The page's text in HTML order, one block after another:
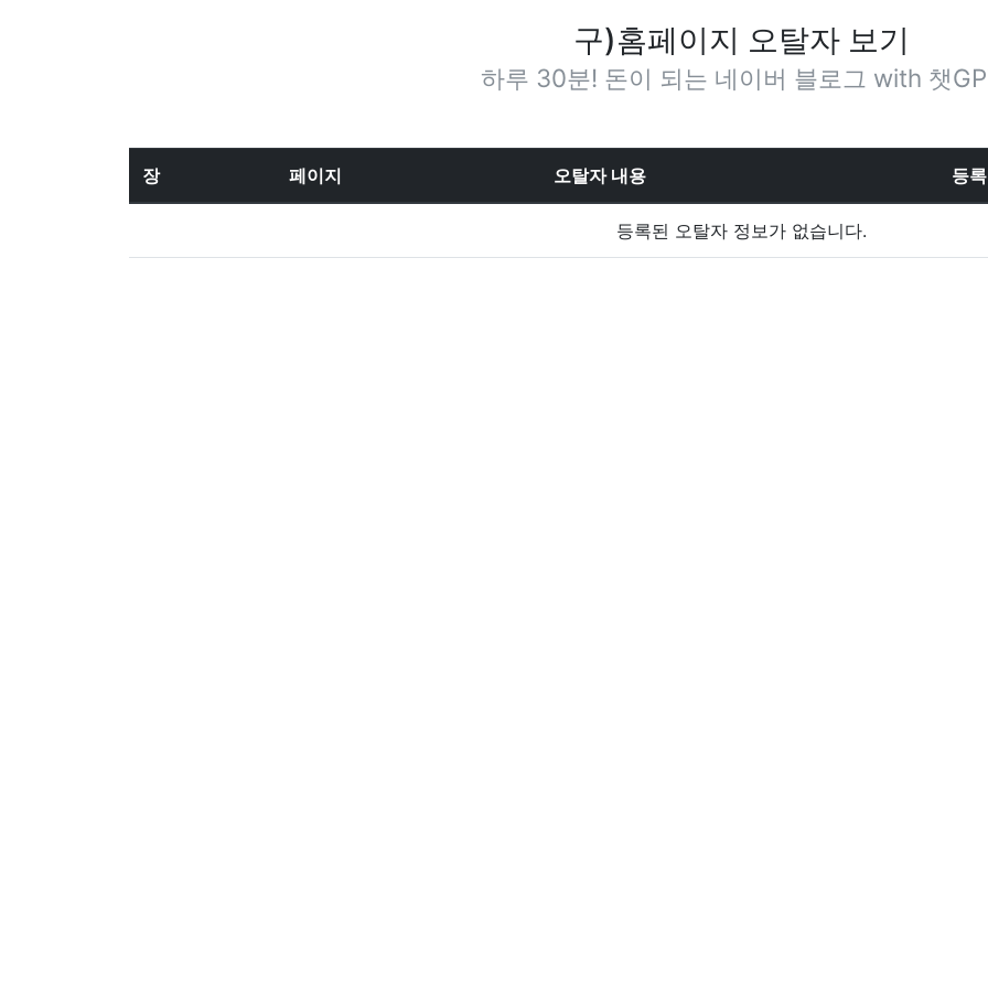
구)홈페이지 오탈자 보기
하루 30분! 돈이 되는 네이버 블로그 with 챗
장 페이지 오탈자 내용 등
등록된 오탈자 정보가 없습니다.